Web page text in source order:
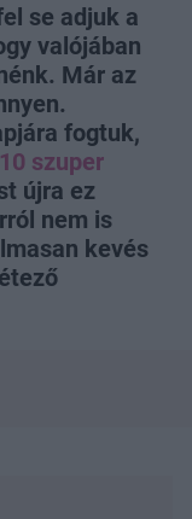
se adjuk a
valójában
Már az
fogtuk,
szuper
újra ez
nem is
kevés